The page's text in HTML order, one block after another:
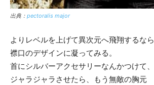
出典： pectoralis major
よりレベルを上げて異次元へ飛翔するなら
襟口のデザインに凝ってみる。
首にシルバーアクセサリーなんかつけて、
ジャラジャラさせたら、もう無敵の胸元